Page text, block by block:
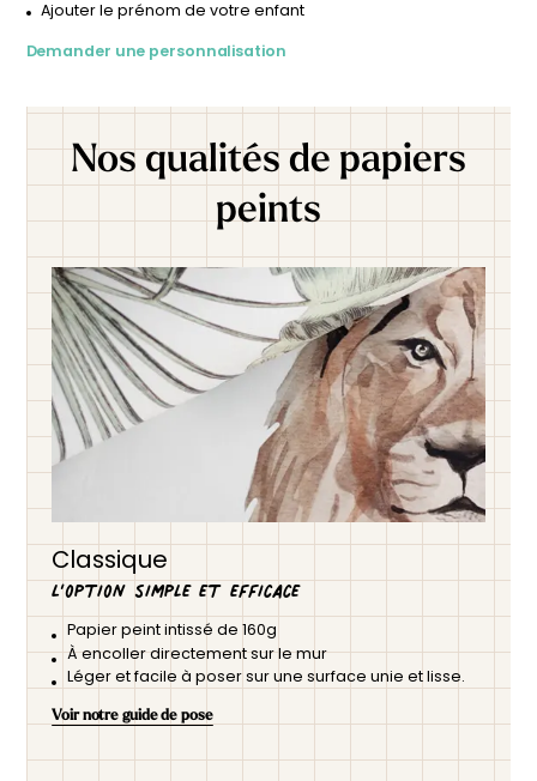
Ajouter le prénom de votre enfant
Demander une personnalisation
Nos qualités de papiers
peints
Classique
L’option simple et efficace
Papier peint intissé de 160g
À encoller directement sur le mur
Léger et facile à poser sur une surface unie et lisse.
Voir notre guide de pose